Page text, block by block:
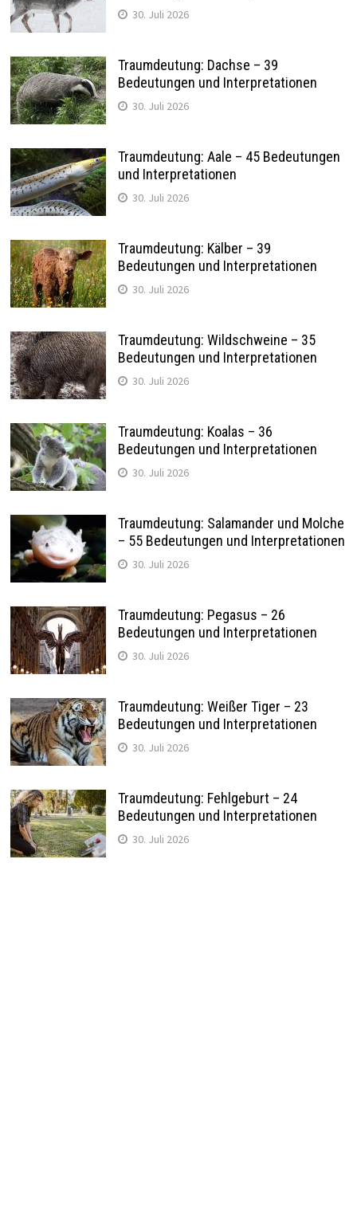
30. Juli 2026
Traumdeutung: Dachse – 39
Bedeutungen und Interpretationen
30. Juli 2026
Traumdeutung: Aale – 45 Bedeutungen
und Interpretationen
30. Juli 2026
Traumdeutung: Kälber – 39
Bedeutungen und Interpretationen
30. Juli 2026
Traumdeutung: Wildschweine – 35
Bedeutungen und Interpretationen
30. Juli 2026
Traumdeutung: Koalas – 36
Bedeutungen und Interpretationen
30. Juli 2026
Traumdeutung: Salamander und Molche
– 55 Bedeutungen und Interpretationen
30. Juli 2026
Traumdeutung: Pegasus – 26
Bedeutungen und Interpretationen
30. Juli 2026
Traumdeutung: Weißer Tiger – 23
Bedeutungen und Interpretationen
30. Juli 2026
Traumdeutung: Fehlgeburt – 24
Bedeutungen und Interpretationen
30. Juli 2026